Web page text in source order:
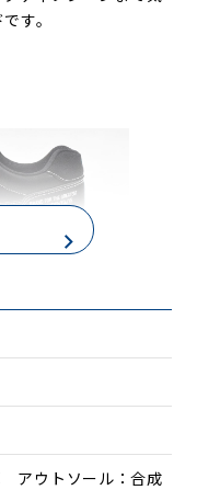
す。
ーカーEDW7761
220ｇ（26.0ｃｍ）と
も足が疲れにくく、
アウトソール：合成